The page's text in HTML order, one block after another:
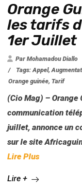
Orange
les tarifs
1er Juillet
Par Mohamadou Diallo
/
Tags:Appel,
Orange guinée, Tarif
(Cio Mag) – Orange
communication
juillet, annonce un
sur le site
Lire Plus
Lire +